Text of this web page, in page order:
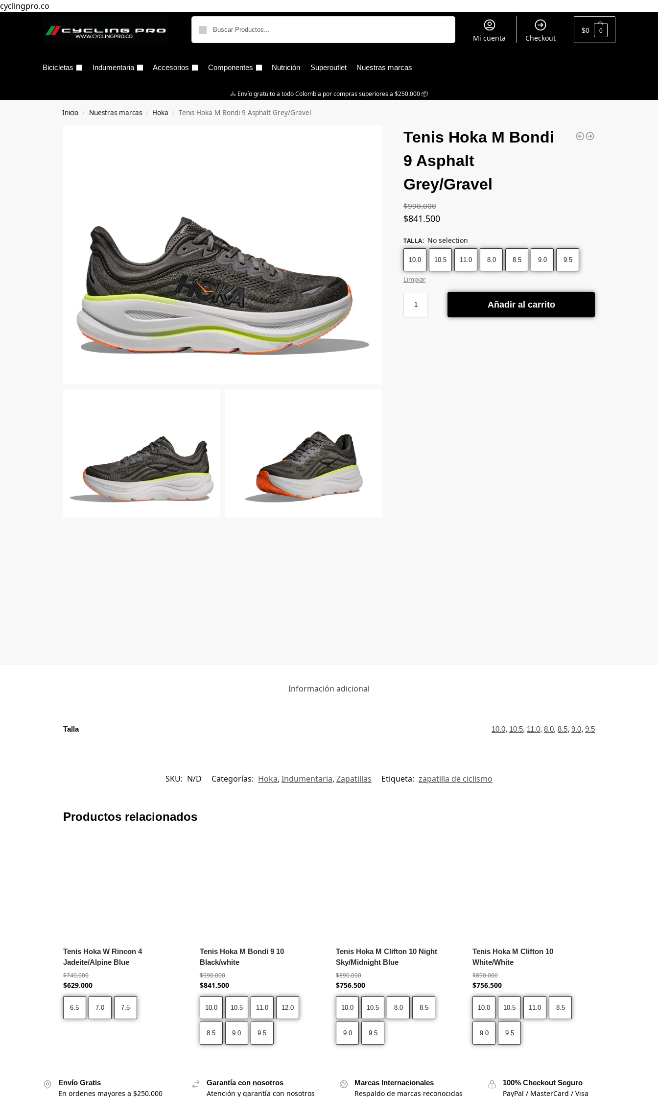
cyclingpro.co
Mi cuenta Checkout
$0 0
Bicicletas Indumentaria Accesorios Componentes Nutrición Superoutlet Nuestras marcas
🚴‍ Envío gratuito a todo Colombia por compras superiores a $250.000 📦
Inicio / Nuestras marcas / Hoka / Tenis Hoka M Bondi 9 Asphalt Grey/Gravel
Tenis Hoka M Bondi
9 Asphalt
Grey/Gravel
$990.000
$841.500
TALLA: No selection
10.0 10.5 11.0 8.0 8.5 9.0 9.5
Limpiar
Añadir al carrito
Información adicional
Talla 10.0, 10.5, 11.0, 8.0, 8.5, 9.0, 9.5
SKU: N/D Categorías: Hoka, Indumentaria, Zapatillas Etiqueta: zapatilla de ciclismo
Productos relacionados
Tenis Hoka W Rincon 4
Jadeite/Alpine Blue
$740.000
$629.000
6.5 7.0 7.5
Tenis Hoka M Bondi 9 10
Black/white
$990.000
$841.500
10.0 10.5 11.0 12.0
8.5 9.0 9.5
Tenis Hoka M Clifton 10 Night
Sky/Midnight Blue
$890.000
$756.500
10.0 10.5 8.0 8.5
9.0 9.5
Tenis Hoka M Clifton 10
White/White
$890.000
$756.500
10.0 10.5 11.0 8.5
9.0 9.5
Envío Gratis
En ordenes mayores a $250.000
Garantía con nosotros
Atención y garantía con nosotros
Marcas Internacionales
Respaldo de marcas reconocidas
100% Checkout Seguro
PayPal / MasterCard / Visa